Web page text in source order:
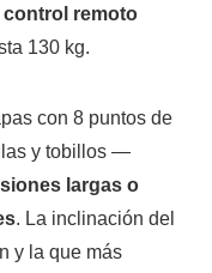
remoto
130 kg.
con 8 puntos de
y tobillos —
largas o
. La inclinación del
y la que más